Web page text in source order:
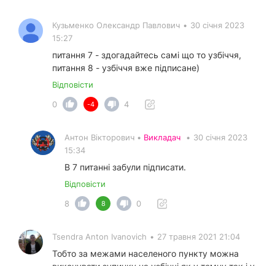
Кузьменко Олександр Павлович • 30 січня 2023
15:27
питання 7 - здогадайтесь самі що то узбіччя,
питання 8 - узбіччя вже підписане)
Відповісти
0
-4 4
Антон Вікторович • Викладач • 30 січня 2023
15:34
В 7 питанні забули підписати.
Відповісти
8
8 0
Tsendra Anton Ivanovich • 27 травня 2021 21:04
Тобто за межами населеного пункту можна